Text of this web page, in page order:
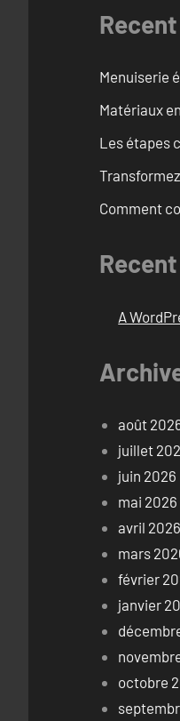
Menuiserie
Matériaux
Les étapes
Comment
A
août
juillet
juin 2026
mai 2026
avril 2026
mars
février
janvier
octobre